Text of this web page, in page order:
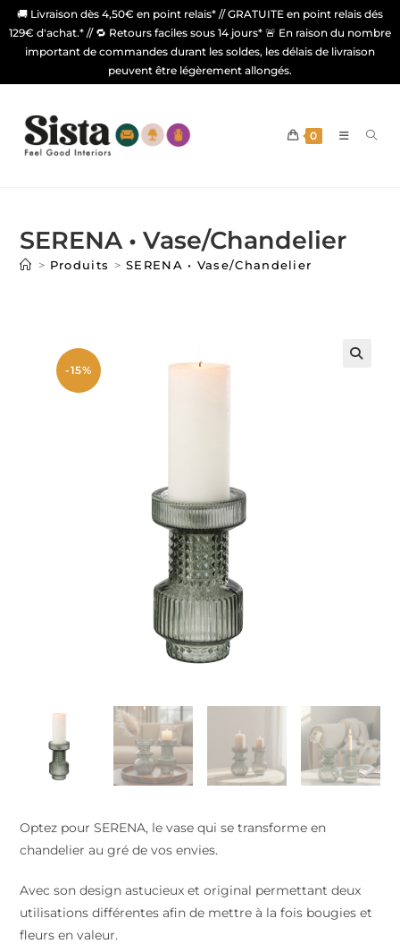
🚚 Livraison dès 4,50€ en point relais* // GRATUITE en point relais dés
129€ d'achat.* // 🔁 Retours faciles sous 14 jours* 🚨 En raison du nombre
important de commandes durant les soldes, les délais de livraison
peuvent être légèrement allongés.
0
SERENA • Vase/Chandelier
> Produits > SERENA • Vase/Chandelier
-15%
Optez pour SERENA, le vase qui se transforme en
chandelier au gré de vos envies.
Avec son design astucieux et original permettant deux
utilisations différentes afin de mettre à la fois bougies et
fleurs en valeur.